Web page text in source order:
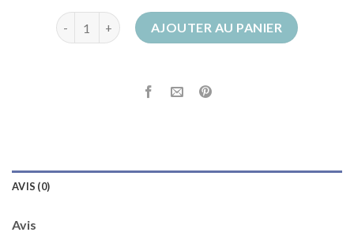
quantité de chaussure fourrée femme
AJOUTER AU PANIER
AVIS (0)
Avis